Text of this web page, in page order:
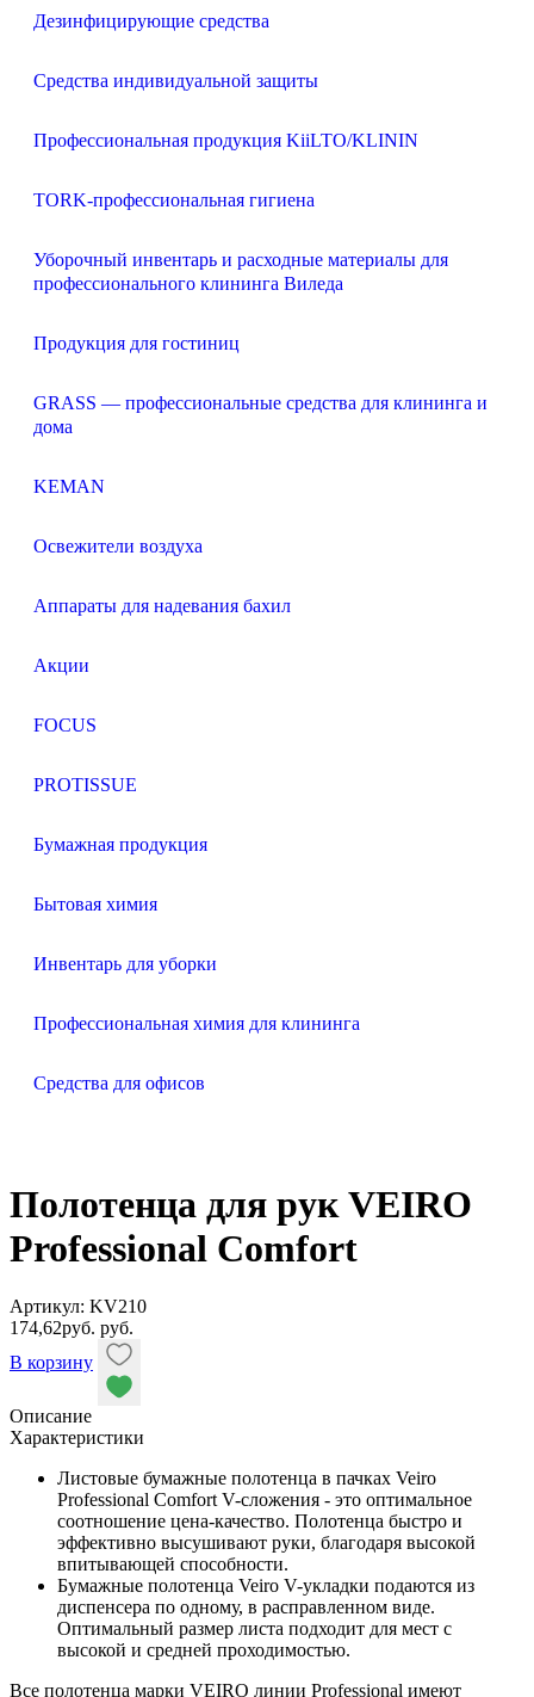
Дезинфицирующие средства
Средства индивидуальной защиты
Профессиональная продукция KiiLTO/KLININ
TORK-профессиональная гигиена
Уборочный инвентарь и расходные материалы для
профессионального клининга Виледа
Продукция для гостиниц
GRASS — профессиональные средства для клининга и
дома
KEMAN
Освежители воздуха
Аппараты для надевания бахил
Акции
FOCUS
PROTISSUE
Бумажная продукция
Бытовая химия
Инвентарь для уборки
Профессиональная химия для клининга
Средства для офисов
Полотенца для рук VEIRO
Professional Comfort
Артикул: KV210
174,62руб. руб.
В корзину
Описание
Характеристики
Листовые бумажные полотенца в пачках Veiro
Professional Comfort V-сложения - это оптимальное
соотношение цена-качество. Полотенца быстро и
эффективно высушивают руки, благодаря высокой
впитывающей способности.
Бумажные полотенца Veiro V-укладки подаются из
диспенсера по одному, в расправленном виде.
Оптимальный размер листа подходит для мест с
высокой и средней проходимостью.
Все полотенца марки VEIRO линии Professional имеют